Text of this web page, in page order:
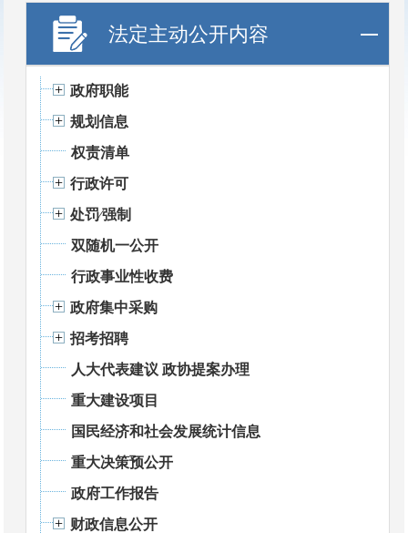
法定主动公开内容
政府职能
规划信息
权责清单
行政许可
处罚⁄强制
双随机一公开
行政事业性收费
政府集中采购
招考招聘
人大代表建议 政协提案办理
重大建设项目
国民经济和社会发展统计信息
重大决策预公开
政府工作报告
财政信息公开